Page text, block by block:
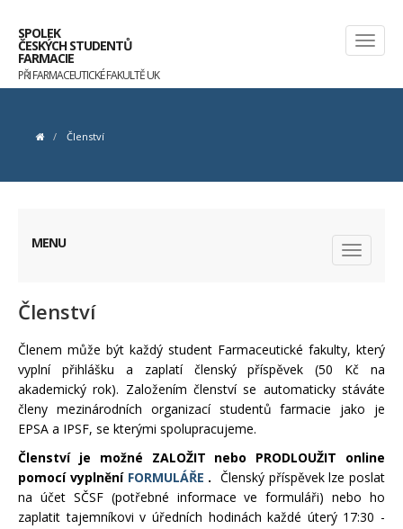
SPOLEK
ČESKÝCH STUDENTŮ
FARMACIE
PŘI FARMACEUTICKÉ FAKULTĚ UK
Členství
MENU
Členství
Členem může být každý student Farmaceutické fakulty, který
vyplní přihlášku a zaplatí členský příspěvek (50 Kč na
akademický rok). Založením členství se automaticky stáváte
členy mezinárodních organizací studentů farmacie jako je
EPSA a IPSF, se kterými spolupracujeme.
Členství je možné ZALOŽIT nebo PRODLOUŽIT online
pomocí vyplnění FORMULÁŘE . Členský příspěvek lze poslat
na účet SČSF (potřebné informace ve formuláři) nebo ho
zaplatit tajemníkovi v úředních hodinách každé úterý 17:30 -